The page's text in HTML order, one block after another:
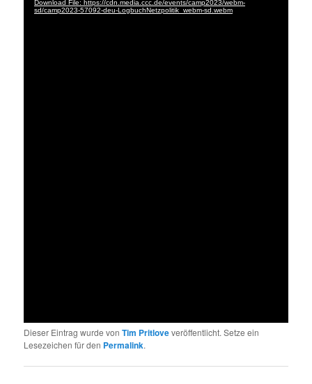
Dieser Eintrag wurde vonTim Pritloveveröffentlicht. Setze ein
Lesezeichen für den Permalink.